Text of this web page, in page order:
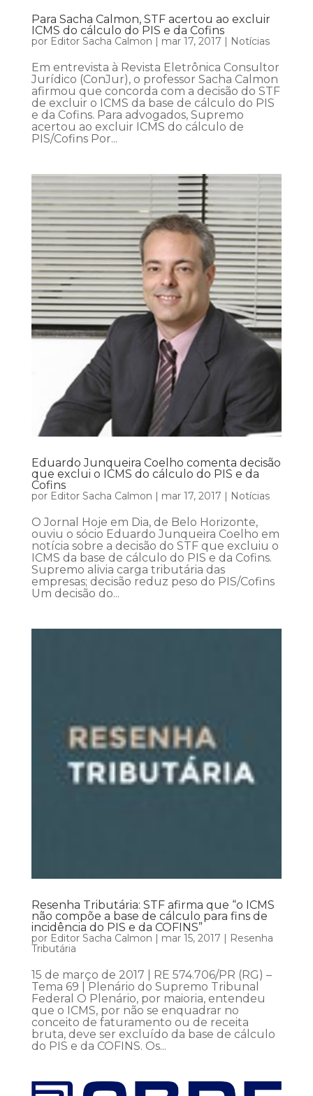
Para Sacha Calmon, STF acertou ao excluir
ICMS do cálculo do PIS e da Cofins
por Editor Sacha Calmon | mar 17, 2017 | Notícias
Em entrevista à Revista Eletrônica Consultor
Jurídico (ConJur), o professor Sacha Calmon
afirmou que concorda com a decisão do STF
de excluir o ICMS da base de cálculo do PIS
e da Cofins. Para advogados, Supremo
acertou ao excluir ICMS do cálculo de
PIS/Cofins Por...
Eduardo Junqueira Coelho comenta decisão
que exclui o ICMS do cálculo do PIS e da
Cofins
por Editor Sacha Calmon | mar 17, 2017 | Notícias
O Jornal Hoje em Dia, de Belo Horizonte,
ouviu o sócio Eduardo Junqueira Coelho em
notícia sobre a decisão do STF que excluiu o
ICMS da base de cálculo do PIS e da Cofins.
Supremo alivia carga tributária das
empresas; decisão reduz peso do PIS/Cofins
Um decisão do...
Resenha Tributária: STF afirma que “o ICMS
não compõe a base de cálculo para fins de
incidência do PIS e da COFINS”
por Editor Sacha Calmon | mar 15, 2017 | Resenha
Tributária
15 de março de 2017 | RE 574.706/PR (RG) –
Tema 69 | Plenário do Supremo Tribunal
Federal O Plenário, por maioria, entendeu
que o ICMS, por não se enquadrar no
conceito de faturamento ou de receita
bruta, deve ser excluído da base de cálculo
do PIS e da COFINS. Os...